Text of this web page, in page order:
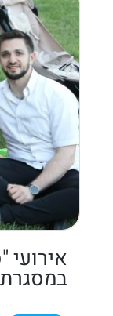
במסגרת